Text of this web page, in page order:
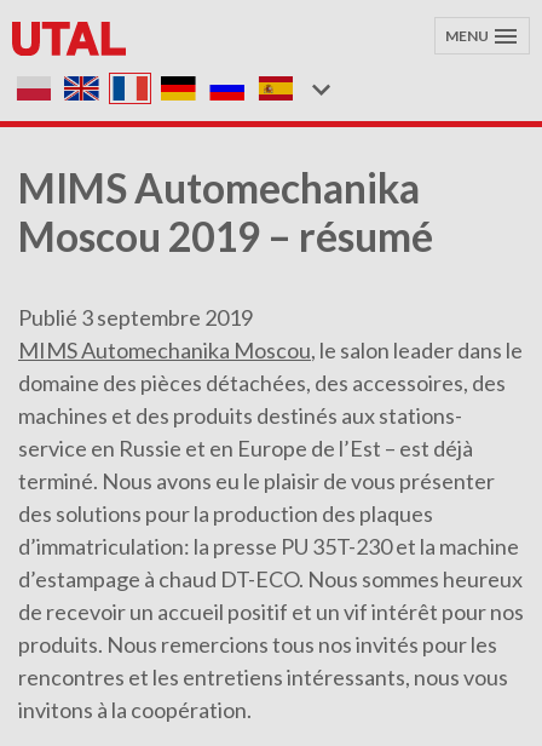
MENU
MIMS Automechanika
Moscou 2019 – résumé
Publié 3 septembre 2019
MIMS Automechanika Moscou, le salon leader dans le
domaine des pièces détachées, des accessoires, des
machines et des produits destinés aux stations-
service en Russie et en Europe de l’Est – est déjà
terminé. Nous avons eu le plaisir de vous présenter
des solutions pour la production des plaques
d’immatriculation: la presse PU 35T-230 et la machine
d’estampage à chaud DT-ECO. Nous sommes heureux
de recevoir un accueil positif et un vif intérêt pour nos
produits. Nous remercions tous nos invités pour les
rencontres et les entretiens intéressants, nous vous
invitons à la coopération.